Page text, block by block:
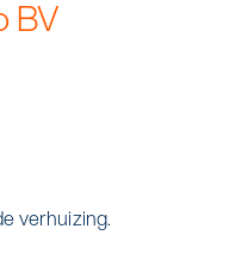
BV
verhuizing.